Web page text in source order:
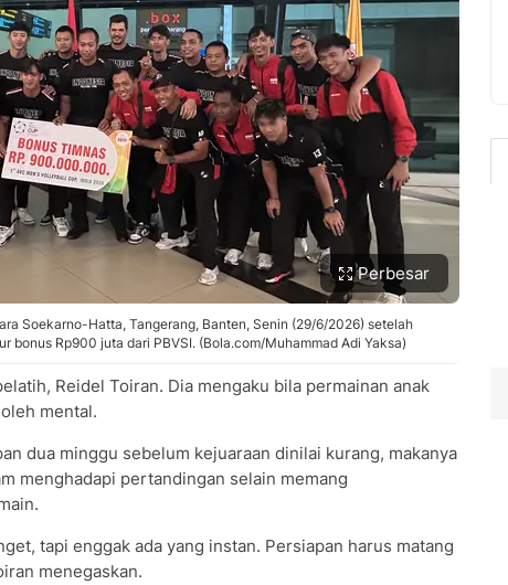
Perbesar
Soekarno-Hatta, Tangerang, Banten, Senin (29/6/2026) setelah
bonus Rp900 juta dari PBVSI. (Bola.com/Muhammad Adi Yaksa)
Reidel Toiran. Dia mengaku bila permainan anak
mental.
dua minggu sebelum kejuaraan dinilai kurang, makanya
menghadapi pertandingan selain memang
tapi enggak ada yang instan. Persiapan harus matang
menegaskan.